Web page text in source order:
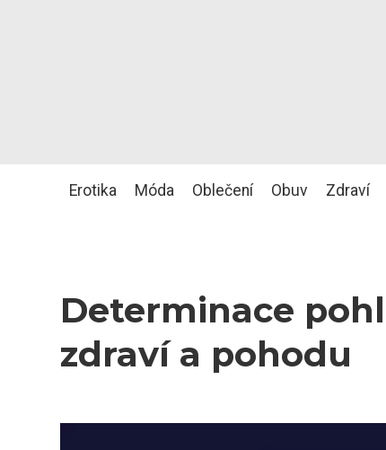
Erotika Móda Oblečení Obuv Zdraví
Determinace
zdraví a pohodu